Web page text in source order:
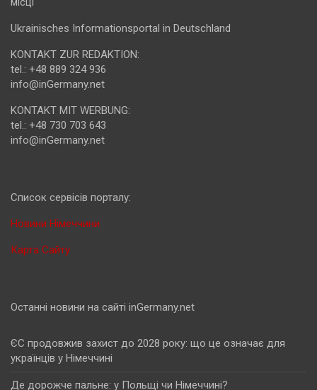
Ukrainisches Informationsportal in Deutschland
KONTAKT ZUR REDAKTION:
tel.: +48 889 324 936
info@inGermany.net
KONTAKT MIT WERBUNG:
tel.: +48 730 703 643
info@inGermany.net
Cписок сервісів порталу:
Новини Німеччини
Карта Сайту
Останні новини на сайті inGermany.net
ЄС продовжив захист до 2028 року: що це означає для
українців у Німеччині
Де дорожче пальне: у Польщі чи Німеччині?